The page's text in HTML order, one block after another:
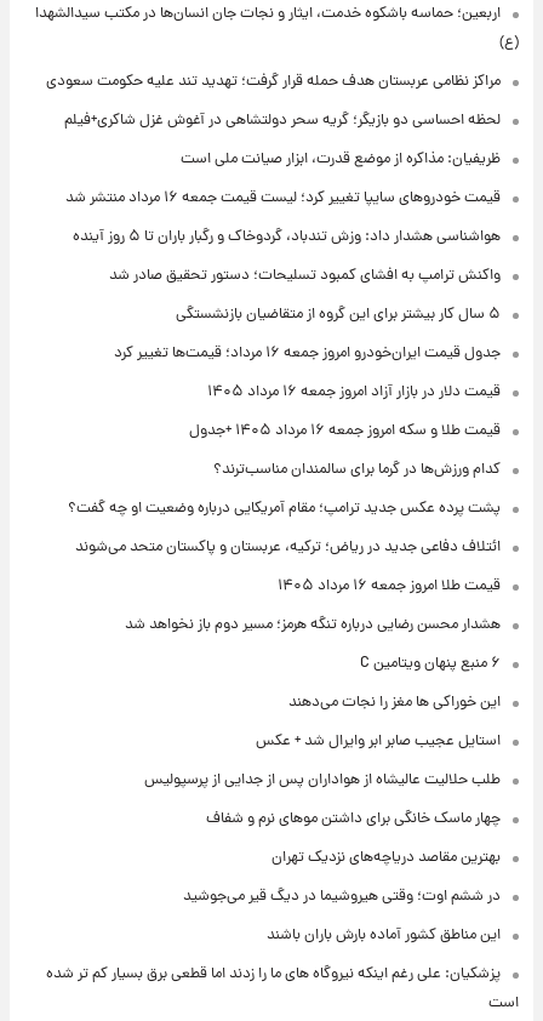
اربعین؛ حماسه باشکوه خدمت، ایثار و نجات جان انسان‌ها در مکتب سیدالشهدا
(ع)
مراکز نظامی عربستان هدف حمله قرار گرفت؛ تهدید تند علیه حکومت سعودی
لحظه احساسی دو بازیگر؛ گریه سحر دولتشاهی در آغوش غزل شاکری+فیلم
ظریفیان: مذاکره از موضع قدرت، ابزار صیانت ملی است
قیمت خودروهای سایپا تغییر کرد؛ لیست قیمت جمعه ۱۶ مرداد منتشر شد
هواشناسی هشدار داد: وزش تندباد، گردوخاک و رگبار باران تا ۵ روز آینده
واکنش ترامپ به افشای کمبود تسلیحات؛ دستور تحقیق صادر شد
۵ سال کار بیشتر برای این گروه از متقاضیان بازنشستگی
جدول قیمت ایران‌خودرو امروز جمعه ۱۶ مرداد؛ قیمت‌ها تغییر کرد
قیمت دلار در بازار آزاد امروز جمعه ۱۶ مرداد ۱۴۰۵
قیمت طلا و سکه امروز جمعه ۱۶ مرداد ۱۴۰۵ +جدول
کدام ورزش‌ها در گرما برای سالمندان مناسب‌ترند؟
پشت پرده عکس جدید ترامپ؛ مقام آمریکایی درباره وضعیت او چه گفت؟
ائتلاف دفاعی جدید در ریاض؛ ترکیه، عربستان و پاکستان متحد می‌شوند
قیمت طلا امروز جمعه ۱۶ مرداد ۱۴۰۵
هشدار محسن رضایی درباره تنگه هرمز؛ مسیر دوم باز نخواهد شد
۶ منبع پنهان ویتامین C
این خوراکی ها مغز را نجات می‌دهند
استایل عجیب صابر ابر وایرال شد + عکس
طلب حلالیت عالیشاه از هواداران پس از جدایی از پرسپولیس
چهار ماسک خانگی برای داشتن موهای نرم و شفاف
بهترین مقاصد دریاچه‌های نزدیک تهران
در ششم اوت؛ وقتی هیروشیما در دیگ قیر می‌جوشید
این مناطق کشور آماده بارش باران باشند
پزشکیان: علی رغم اینکه نیروگاه های ما را زدند اما قطعی برق بسیار کم تر شده
است